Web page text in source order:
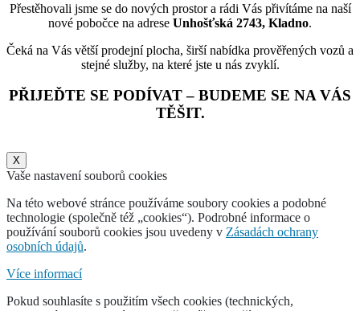
Přestěhovali jsme se do nových prostor a rádi Vás přivítáme na naší
nové pobočce na adrese Unhošťská 2743, Kladno.
Čeká na Vás větší prodejní plocha, širší nabídka prověřených vozů a
stejné služby, na které jste u nás zvyklí.
PŘIJEĎTE SE PODÍVAT – BUDEME SE NA VÁS
TĚŠIT.
X
Vaše nastavení souborů cookies
Na této webové stránce používáme soubory cookies a podobné
technologie (společně též „cookies“). Podrobné informace o
používání souborů cookies jsou uvedeny v Zásadách ochrany
osobních údajů.
Více informací
Pokud souhlasíte s použitím všech cookies (technických,